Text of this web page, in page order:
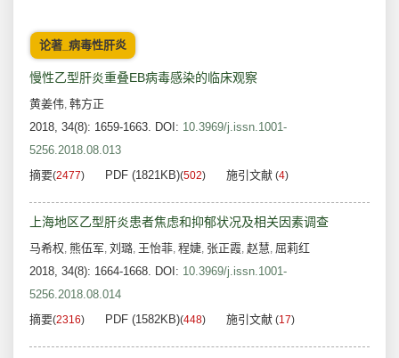
论著_病毒性肝炎
慢性乙型肝炎重叠EB病毒感染的临床观察
黄姜伟, 韩方正
2018, 34(8): 1659-1663. DOI: 10.3969/j.issn.1001-
5256.2018.08.013
摘要(2477) PDF (1821KB)(502) 施引文献 (4)
上海地区乙型肝炎患者焦虑和抑郁状况及相关因素调查
马希权, 熊伍军, 刘璐, 王怡菲, 程婕, 张正霞, 赵慧, 屈莉红
2018, 34(8): 1664-1668. DOI: 10.3969/j.issn.1001-
5256.2018.08.014
摘要(2316) PDF (1582KB)(448) 施引文献 (17)